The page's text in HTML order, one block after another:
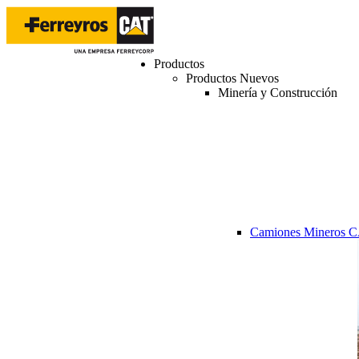
Productos
Productos Nuevos
Minería y Construcción
Camiones Mineros